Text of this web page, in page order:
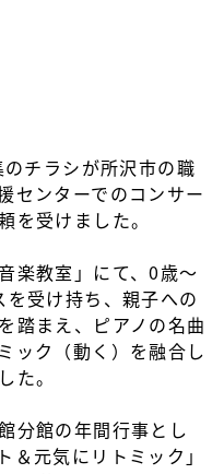
チラシが所沢市の職
センターでのコンサー
を受けました。
楽教室」にて、0歳～
受け持ち、親子への
踏まえ、ピアノの名曲
ック（動く）を融合し
た。
分館の年間行事とし
＆元気にリトミック」